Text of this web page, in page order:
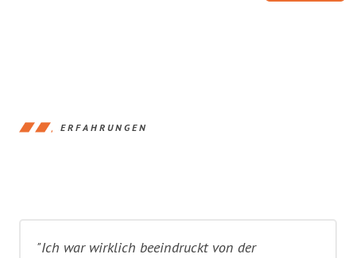
ERFAHRUNGEN
"Ich war wirklich beeindruckt von der